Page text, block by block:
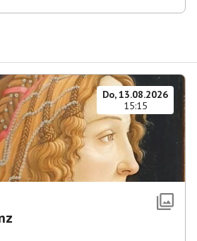
Do, 13.08.2026
15:15